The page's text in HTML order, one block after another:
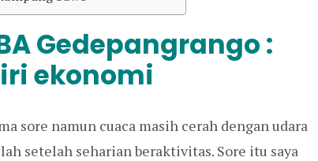
Gedepangrango :
ekonomi
sore namun cuaca masih cerah dengan udara
setelah seharian beraktivitas. Sore itu saya